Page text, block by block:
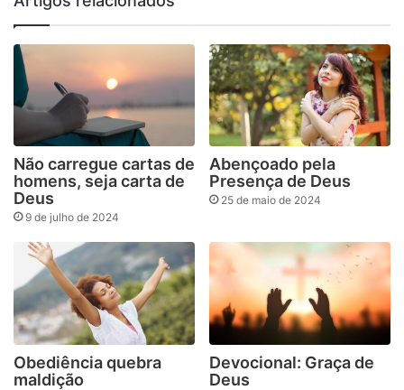
Não carregue cartas de
homens, seja carta de
Deus
9 de julho de 2024
Abençoado pela
Presença de Deus
25 de maio de 2024
Obediência quebra
maldição
Devocional: Graça de
Deus